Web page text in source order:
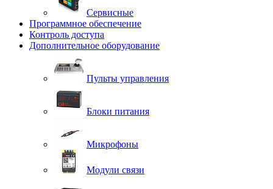
Сервисные
Программное обеспечение
Контроль доступа
Дополнительное оборудование
Пульты управления
Блоки питания
Микрофоны
Модули связи